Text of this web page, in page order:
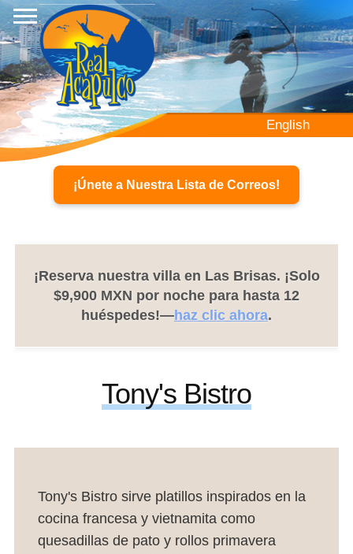
Pasar
al
contenido
principal
English
¡Únete a Nuestra Lista de Correos!
¡Reserva nuestra villa en Las Brisas. ¡Solo
$9,900 MXN por noche para hasta 12
huéspedes!—haz clic ahora.
Tony's Bistro
Tony's Bistro sirve platillos inspirados en la
cocina francesa y vietnamita como
quesadillas de pato y rollos primavera